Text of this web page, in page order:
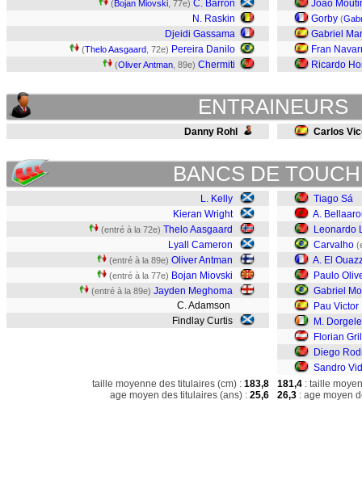
(Bojan Miovski , 77e) C. Barron
N. Raskin
Djeidi Gassama
(Thelo Aasgaard , 72e) Pereira Danilo
(Oliver Antman , 89e) Chermiti
João
Gorby (
Gabriel
Fran
Ricardo
ENTRAINEURS
Danny Rohl Carlos
BANCS DE
L. Kelly
Kieran Wright
(entré à la 72e) Thelo Aasgaard
Lyall Cameron
(entré à la 89e) Oliver Antman
(entré à la 77e) Bojan Miovski
(entré à la 89e) Jayden Meghoma
C. Adamson
Findlay Curtis
Tiago Sá
A.
Leonardo
Carvalho
A. El
Paulo
Gabriel
Pau Victor
M.
Florian
Diego
Sandro
taille moyenne des titulaires (cm) : 183,8
age moyen des titulaires (ans) : 25,6
181,4 : taille
26,3 : age moyen